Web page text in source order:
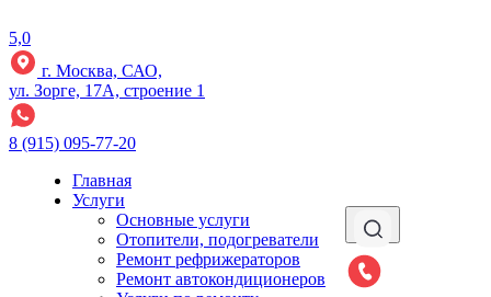
5,0
г. Москва, САО,
ул. Зорге, 17А, строение 1
8 (915) 095-77-20
Главная
Услуги
Основные услуги
Отопители, подогреватели
Ремонт рефрижераторов
Ремонт автокондиционеров